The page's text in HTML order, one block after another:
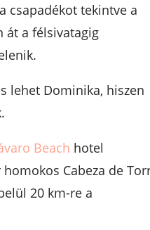
csapadékot tekintve a
át a félsivatagig
lehet Dominika, hiszen
Beach hotel
Cabeza de
20 km-re a